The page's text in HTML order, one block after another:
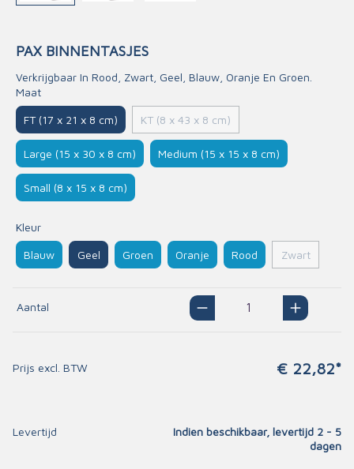
PAX BINNENTASJES
Verkrijgbaar In Rood, Zwart, Geel, Blauw, Oranje En Groen.
Maat
FT (17 x 21 x 8 cm) KT (8 x 43 x 8 cm)
Large (15 x 30 x 8 cm) Medium (15 x 15 x 8 cm)
Small (8 x 15 x 8 cm)
Kleur
Blauw Geel Groen Oranje Rood Zwart
Aantal
Prijs excl. BTW € 22,82*
Levertijd
Indien beschikbaar, levertijd 2 - 5
dagen